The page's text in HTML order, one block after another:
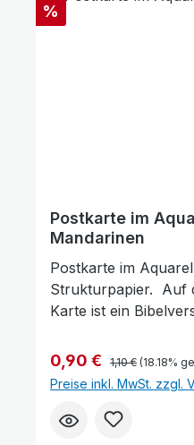
Rabatt
%
Postkarte im
Mandarinen
Postkarte im
Strukturpapier. Auf
Karte ist ein
hin in Frieden!« Gott
Format: 14,5 x 10 cm
Verkaufspreis:
0,90 € Regulärer Preis:
1,10 € (18.18%
Preise inkl. MwSt. zzgl.